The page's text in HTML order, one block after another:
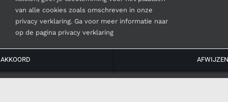
© Copyright 2026 | Janbroers Design
van alle cookies zoals omschreven in onze
privacy verklaring. Ga voor meer informatie naar
op de pagina privacy verklaring
AKKOORD AFWIJZEN